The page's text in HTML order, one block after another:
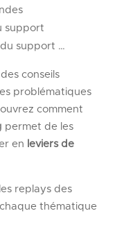
support
support …
conseils
problématiques
comment
permet de les
en leviers de
replays des
thématique